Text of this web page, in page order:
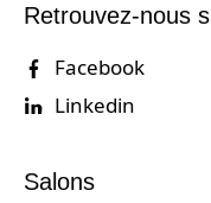
Retrouvez-nous
Facebook
Linkedin
Salons